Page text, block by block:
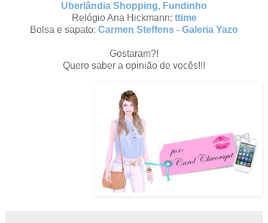
Uberlândia Shopping, Fundinho
Relógio Ana Hickmann: ttime
Bolsa e sapato: Carmen Steffens - Galeria Yazo
Gostaram?!
Quero saber a opinião de vocês!!!